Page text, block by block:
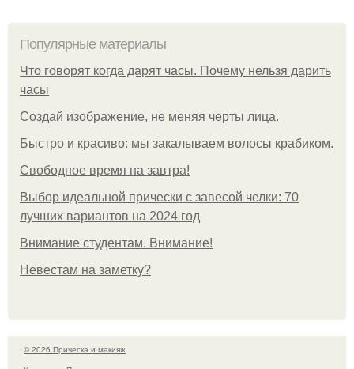
Популярные материалы
Что говорят когда дарят часы. Почему нельзя дарить
часы
Создай изображение, не меняя черты лица.
Быстро и красиво: мы закалываем волосы крабиком.
Свободное время на завтра!
Выбор идеальной прически с завесой челки: 70
лучших вариантов на 2024 год
Внимание студентам. Внимание!
Невестам на заметку?
© 2026 Прическа и макияж